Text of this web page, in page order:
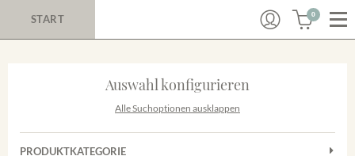
START 0
Auswahl konfigurieren
Alle Suchoptionen ausklappen
PRODUKTKATEGORIE